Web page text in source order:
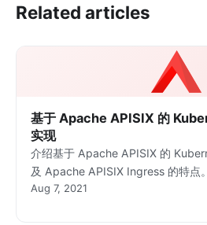
Related articles
基于 Apache APISIX 的
实现
介绍基于 Apache APISIX 的
及 Apache APISIX Ingress 的特点。
Aug 7, 2021